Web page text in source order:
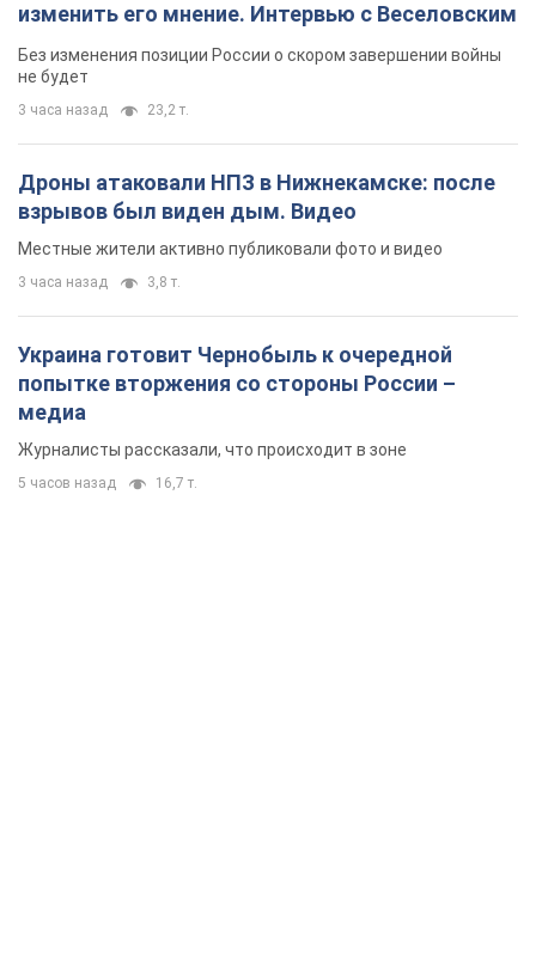
изменить его мнение. Интервью с Веселовским
Без изменения позиции России о скором завершении войны
не будет
3 часа назад 23,2 т.
Дроны атаковали НПЗ в Нижнекамске: после
взрывов был виден дым. Видео
Местные жители активно публиковали фото и видео
3 часа назад 3,8 т.
Украина готовит Чернобыль к очередной
попытке вторжения со стороны России –
медиа
Журналисты рассказали, что происходит в зоне
5 часов назад 16,7 т.